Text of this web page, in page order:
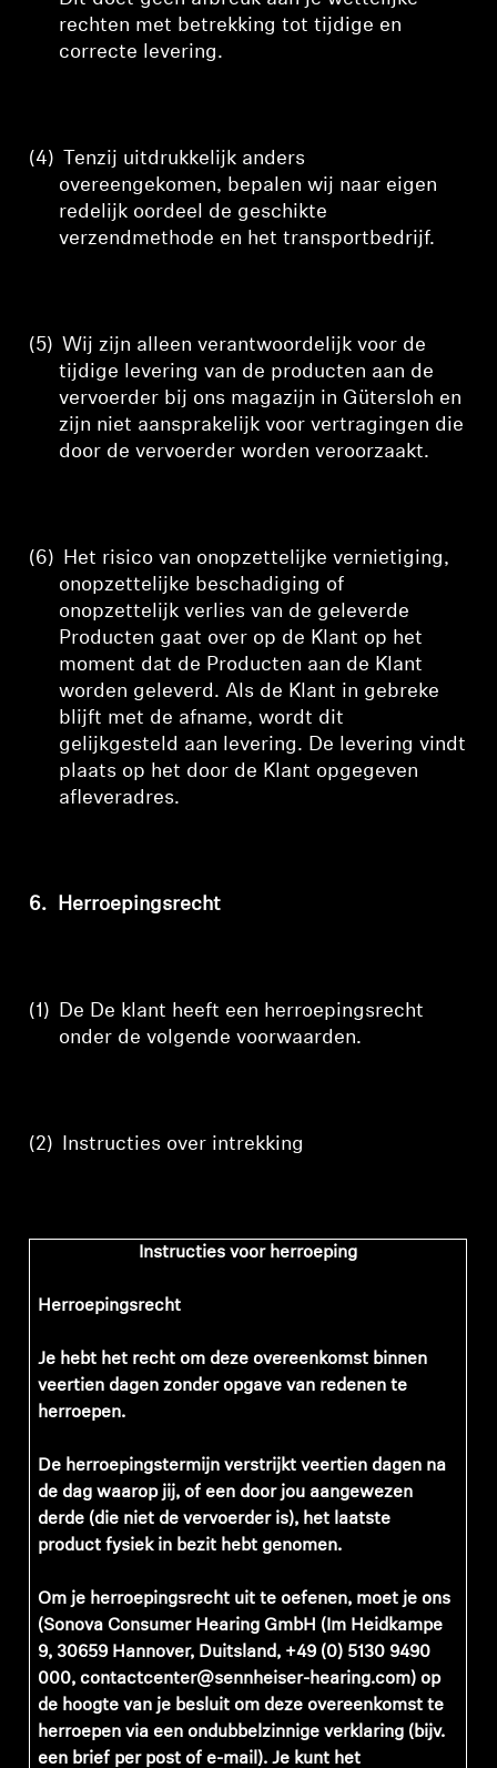
rechten met betrekking tot tijdige en
correcte levering.
(4)
Tenzij uitdrukkelijk anders
overeengekomen, bepalen wij naar eigen
redelijk oordeel de geschikte
verzendmethode en het transportbedrijf.
(5) Wij zijn alleen verantwoordelijk voor de
tijdige levering van de producten aan de
vervoerder bij ons magazijn in Gütersloh en
zijn niet aansprakelijk voor vertragingen die
door de vervoerder worden veroorzaakt.
(6) Het risico van onopzettelijke vernietiging,
onopzettelijke beschadiging of
onopzettelijk verlies van de geleverde
Producten gaat over op de Klant op het
moment dat de Producten aan de Klant
worden geleverd. Als de Klant in gebreke
blijft met de afname, wordt dit
gelijkgesteld aan levering. De levering vindt
plaats op het door de Klant opgegeven
afleveradres.
6. Herroepingsrecht
(1) De De klant heeft een herroepingsrecht
onder de volgende voorwaarden.
(2) Instructies over intrekking
Instructies voor herroeping
Herroepingsrecht
Je hebt het recht om deze overeenkomst binnen
veertien dagen zonder opgave van redenen te
herroepen.
De herroepingstermijn verstrijkt veertien dagen na
de dag waarop jij, of een door jou aangewezen
derde (die niet de vervoerder is), het laatste
product fysiek in bezit hebt genomen.
Om je herroepingsrecht uit te oefenen, moet je ons
(Sonova Consumer Hearing GmbH (Im Heidkampe
9, 30659 Hannover, Duitsland, +49 (0) 5130 9490
000, contactcenter@sennheiser-hearing.com) op
de hoogte van je besluit om deze overeenkomst te
herroepen via een ondubbelzinnige verklaring (bijv.
een brief per post of e-mail). Je kunt het